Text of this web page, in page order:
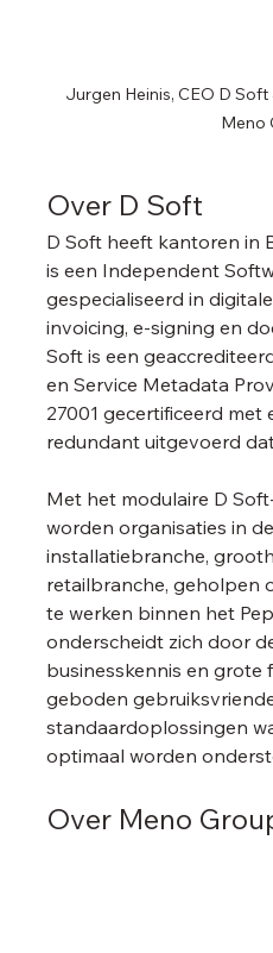
Jurgen Heinis, CEO D Soft
Meno
Over D Soft
D Soft heeft kantoren in
is een Independent
gespecialiseerd in
invoicing, e-signing en
Soft is een
en Service Metadata
27001 gecertificeerd met
redundant uitgevoerd
Met het modulaire D
worden organisaties in
installatiebranche,
retailbranche, geholpen
te werken binnen het
onderscheidt zich door
businesskennis en grote
geboden
standaardoplossingen
optimaal worden
Over Meno